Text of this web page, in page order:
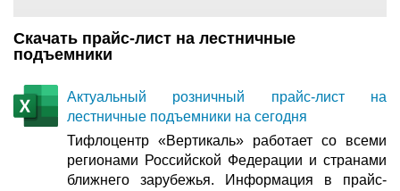
Скачать прайс-лист на лестничные
подъемники
Актуальный розничный прайс-лист на
лестничные подъемники на сегодня
Тифлоцентр «Вертикаль» работает со всеми
регионами Российской Федерации и странами
ближнего зарубежья. Информация в прайс-